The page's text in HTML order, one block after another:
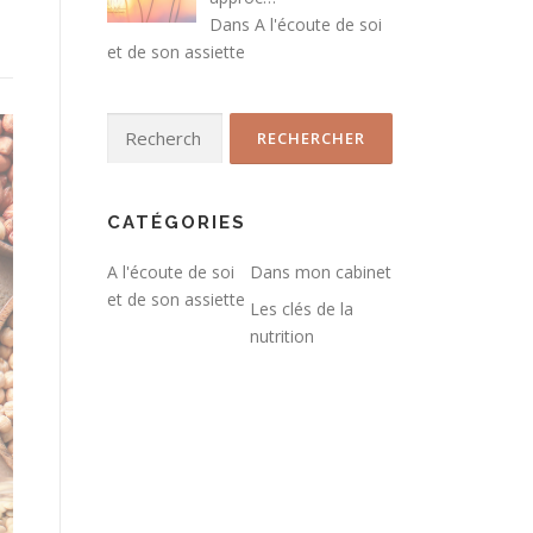
Dans A l'écoute de soi
et de son assiette
CATÉGORIES
A l'écoute de soi
et de son assiette
Dans mon cabinet
Les clés de la
nutrition